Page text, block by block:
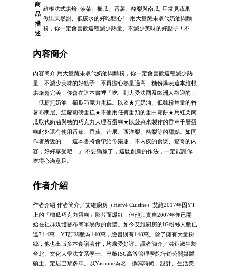
商
品
描
述
維根法式烘焙: 菠菜、櫛瓜、番薯、酪梨與南瓜, 用常見蔬果
做出天然甜、低碳水的好吃點心!：用大量蔬果取代奶油與麵
粉，你一定會喜歡這種減少熱量、不減少美味的好點子！不
內容簡介
內容簡介 用大量蔬果取代奶油與麵粉，你一定會喜歡這種減少熱
量、不減少美味的好點子！不再擔心熱量過高、糖份爆表這本維根
烘焙超完美！你會在這本書裡「吃」到大受法國及歐洲人歡迎的：
「低糖無奶油」櫛瓜巧克力蛋糕。以及★無奶油、低麵粉用量的番
薯布朗尼、紅蘿蔔磅蛋糕★不使用任何蛋類的蛋白霜餅★用紅栗南
瓜取代奶油與糖的巧克力大理石蛋糕★以菠菜來製作的香草千層蛋
糕此外還有使用番茄、香蕉、芒果、西洋梨、酪梨等的甜點。如同
作者所說的：「這本書將會帶給你樂趣、不內疚的食慾、驚奇的內
容，好好享受吧！」 不要猶豫了，這麼創新的作法，一定能讓你
吃得心滿意足。
作者介紹
作者介紹 作者簡介／艾維廚房（Hervé Cuisine）艾維2017年因YT
上的「櫛瓜巧克力蛋糕」影片而爆紅，但他其實自2007年便已開
始在社群媒體發布簡單易做的食譜。如今艾維廚房的IG粉絲人數已
達71.4萬、YT訂閱數為140萬，臉書則有148萬。除了擁有大量粉
絲，他也出版多本食譜著作，均廣受好評。譯者簡介／洪鈺淑生於
台北、文化大學法文系學士、巴黎ISG高等管理學院行銷公關媒體
碩士。定居巴黎多年。以Yasmine為名，撰寫時尚、設計、生活美